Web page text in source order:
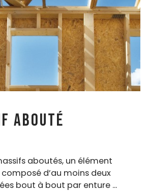
abouté
aboutés, un élément
d’au moins deux
bout à bout par enture ...